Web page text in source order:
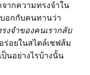
ากความทรงจำใน
บอกกับคนทานว่า
งจำของคนเรากลับ
ร่อยในสไตล์เชฟส้ม
นอย่างไรบ้างนั้น